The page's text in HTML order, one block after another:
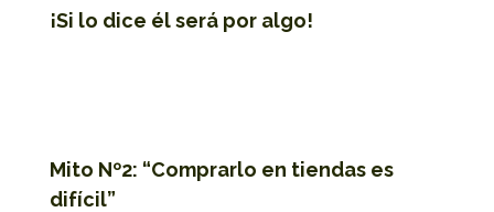
¡Si lo dice él será por algo!
Mito Nº2: “Comprarlo en tiendas es
difícil”